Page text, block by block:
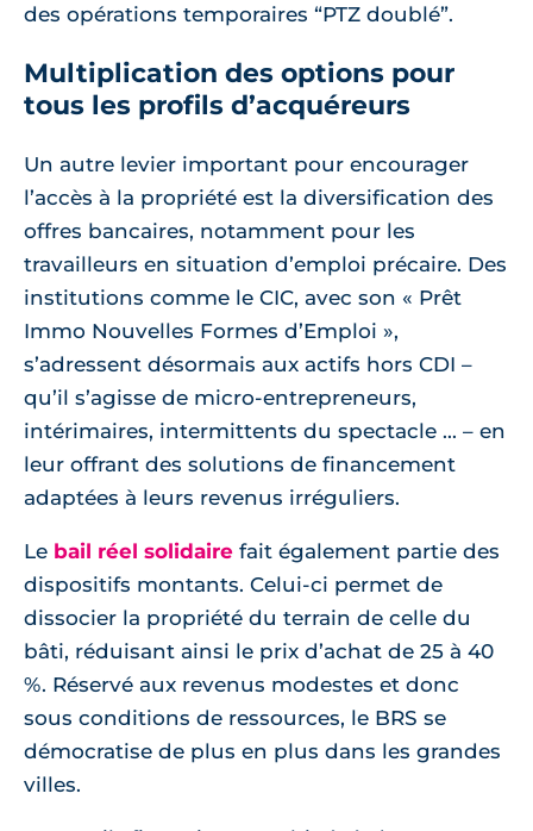
des opérations temporaires “PTZ doublé”.
Multiplication des options pour
tous les profils d’acquéreurs
Un autre levier important pour encourager
l’accès à la propriété est la diversification des
offres bancaires, notamment pour les
travailleurs en situation d’emploi précaire. Des
institutions comme le CIC, avec son « Prêt
Immo Nouvelles Formes d’Emploi »,
s’adressent désormais aux actifs hors CDI –
qu’il s’agisse de micro-entrepreneurs,
intérimaires, intermittents du spectacle ... – en
leur offrant des solutions de financement
adaptées à leurs revenus irréguliers.
Le bail réel solidaire fait également partie des
dispositifs montants. Celui-ci permet de
dissocier la propriété du terrain de celle du
bâti, réduisant ainsi le prix d’achat de 25 à 40
%. Réservé aux revenus modestes et donc
sous conditions de ressources, le BRS se
démocratise de plus en plus dans les grandes
villes.